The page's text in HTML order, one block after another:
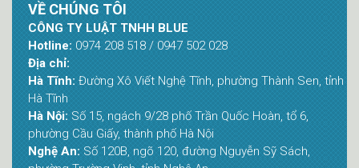
VỀ CHÚNG TÔI
CÔNG TY LUẬT TNHH BLUE
Hotline: 0974 208 518 / 0947 502 028
Địa chỉ:
Hà Tĩnh: Đường Xô Viết Nghệ Tĩnh, phường Thành Sen, tỉnh
Hà Tĩnh
Hà Nội: Số 15, ngách 9/28 phố Trần Quốc Hoàn, tổ 6,
phường Cầu Giấy, thành phố Hà Nội
Nghệ An: Số 120B, ngõ 120, đường Nguyễn Sỹ Sách,